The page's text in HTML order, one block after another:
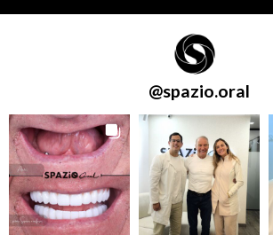
@spazio.oral